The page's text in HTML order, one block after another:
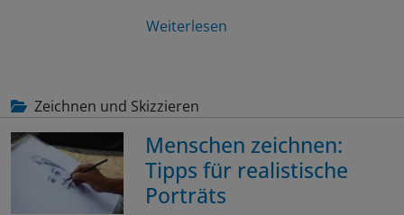
Weiterlesen
Zeichnen und Skizzieren
Menschen zeichnen:
Tipps für realistische
Porträts